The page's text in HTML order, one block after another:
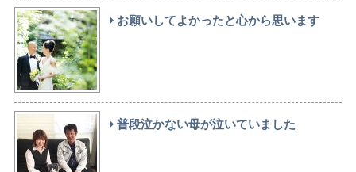
お願いしてよかったと心から思います
普段泣かない母が泣いていました